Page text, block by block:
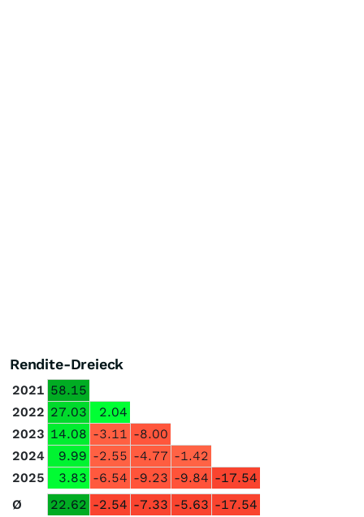
Rendite-Dreieck
2021 58.15
2022 27.03
2.04
2023 14.08 -3.11 -8.00
2024
9.99 -2.55 -4.77 -1.42
2025
3.83 -6.54 -9.23 -9.84 -17.54
Ø
22.62 -2.54 -7.33 -5.63 -17.54